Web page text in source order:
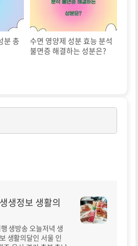
분 총
수면 영양제 성분 효능 분석
불면증 해결하는 성분은?
생정보 생활의
생방송 오늘저녁 생
생활의달인 서울 인